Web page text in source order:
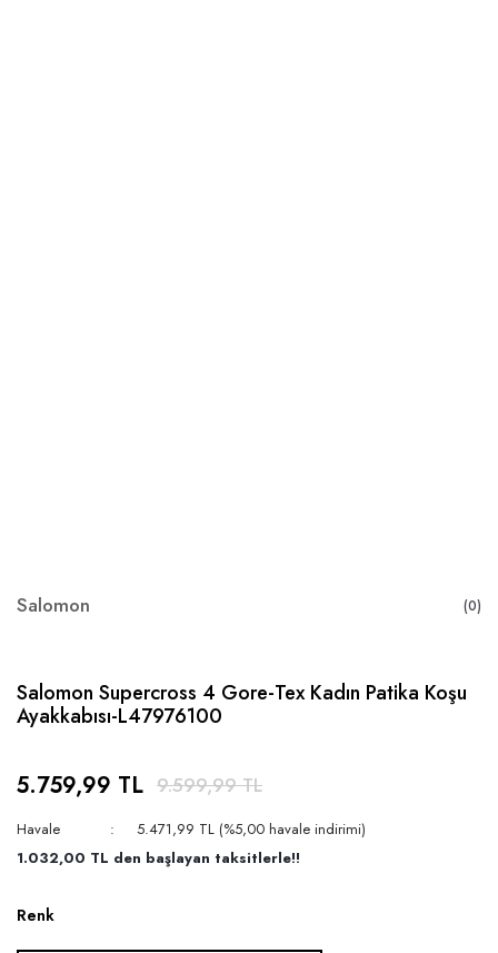
Salomon (0)
Salomon Supercross 4 Gore-Tex Kadın Patika Koşu
Ayakkabısı-L47976100
5.759,99 TL 9.599,99 TL
Havale
5.471,99 TL (%5,00 havale indirimi)
1.032,00 TL den başlayan taksitlerle!!
Renk